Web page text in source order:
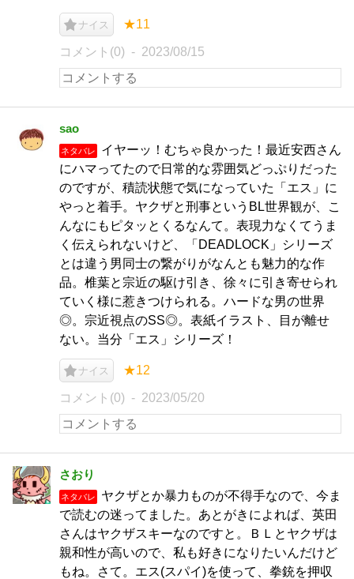
ナイス ★11
コメント(0) 2023/08/15
sao
ネタバレ
イヤーッ！むちゃ良かった！最近安西さん
にハマってたので日常的な雰囲気どっぷりだった
のですが、積読状態で気になっていた「エス」に
やっと着手。ヤクザと刑事というBL世界観が、こ
んなにもピタッとくるなんて。表現力なくてうま
く伝えられないけど、「DEADLOCK」シリーズ
とは違う男同士の繋がりがなんとも魅力的な作
品。椎葉と宗近の駆け引き、徐々に引き寄せられ
ていく様に惹きつけられる。ハードな男の世界
◎。宗近視点のSS◎。表紙イラスト、目が離せ
ない。当分「エス」シリーズ！
ナイス ★12
コメント(0) 2023/05/20
さおり
ネタバレ
ヤクザとか暴力ものが不得手なので、今ま
で読むの迷ってました。あとがきによれば、英田
さんはヤクザスキーなのですと。ＢＬとヤクザは
親和性が高いので、私も好きになりたいんだけど
もね。さて。エス(スパイ)を使って、拳銃を押収